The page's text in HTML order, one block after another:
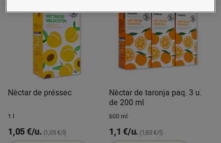
Nèctar de préssec
1 l
1,05 €/u. (1,05 €/l)
Nèctar de taronja paq. 3 u.
de 200 ml
600 ml
1,1 €/u. (1,83 €/l)